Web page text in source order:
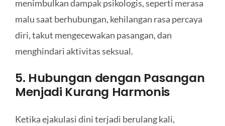
menimbulkan dampak psikologis, seperti merasa
malu saat berhubungan, kehilangan rasa percaya
diri, takut mengecewakan pasangan, dan
menghindari aktivitas seksual.
5. Hubungan dengan Pasangan
Menjadi Kurang Harmonis
Ketika ejakulasi dini terjadi berulang kali,